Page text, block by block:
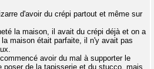
d'avoir du crépi partout et même sur
la maison, il avait du crépi déjà et on a
maison était parfaite, il n'y avait pas
avoir du mal à supporter le
poser de la tapisserie et du stucco, mais